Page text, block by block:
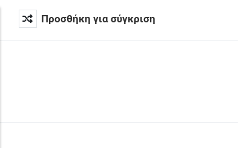
Προσθήκη για σύγκριση